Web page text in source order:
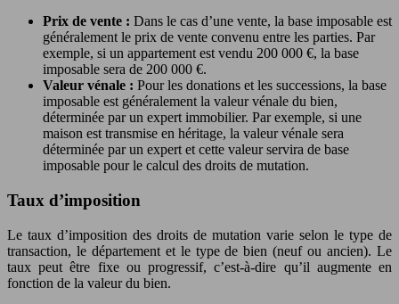
Prix de vente : Dans le cas d’une vente, la base imposable est
généralement le prix de vente convenu entre les parties. Par
exemple, si un appartement est vendu 200 000 €, la base
imposable sera de 200 000 €.
Valeur vénale : Pour les donations et les successions, la base
imposable est généralement la valeur vénale du bien,
déterminée par un expert immobilier. Par exemple, si une
maison est transmise en héritage, la valeur vénale sera
déterminée par un expert et cette valeur servira de base
imposable pour le calcul des droits de mutation.
Taux d’imposition
Le taux d’imposition des droits de mutation varie selon le type de
transaction, le département et le type de bien (neuf ou ancien). Le
taux peut être fixe ou progressif, c’est-à-dire qu’il augmente en
fonction de la valeur du bien.